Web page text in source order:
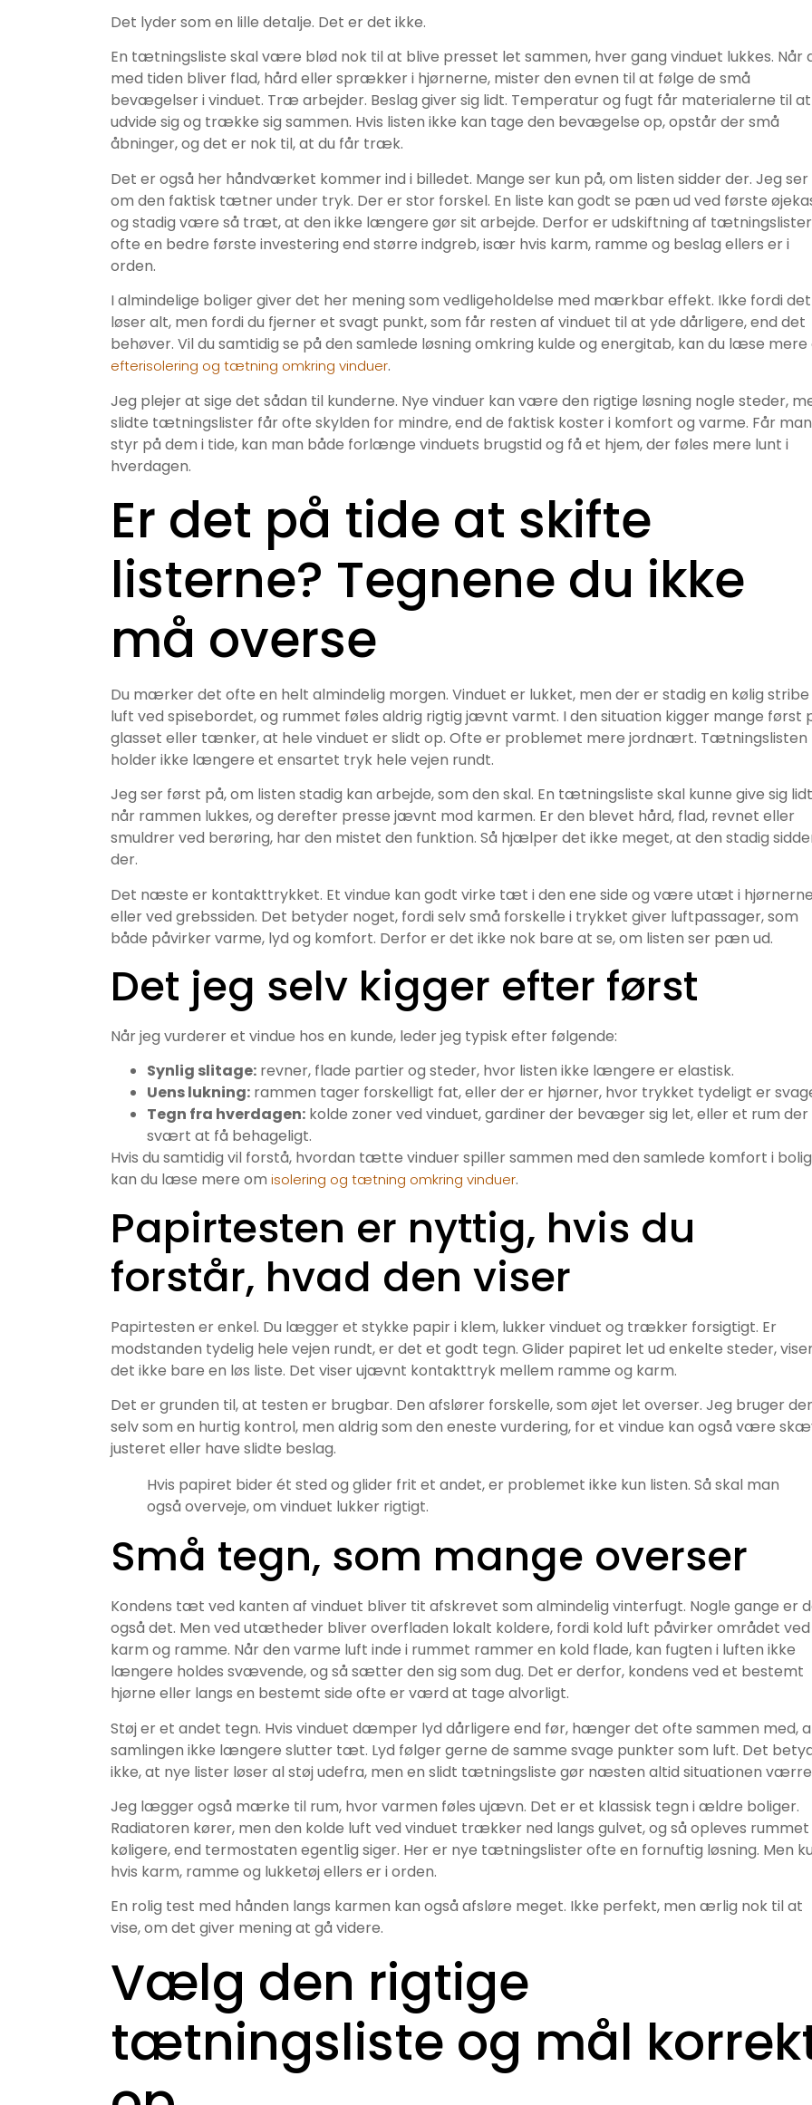
Det lyder som en lille detalje. Det er det ikke.
En tætningsliste skal være blød nok til at blive presset let sammen, hver gang vinduet lukkes. Når
med tiden bliver flad, hård eller sprækker i hjørnerne, mister den evnen til at følge de små
bevægelser i vinduet. Træ arbejder. Beslag giver sig lidt. Temperatur og fugt får materialerne til at
udvide sig og trække sig sammen. Hvis listen ikke kan tage den bevægelse op, opstår der små
åbninger, og det er nok til, at du får træk.
Det er også her håndværket kommer ind i billedet. Mange ser kun på, om listen sidder der. Jeg ser
om den faktisk tætner under tryk. Der er stor forskel. En liste kan godt se pæn ud ved første
og stadig være så træt, at den ikke længere gør sit arbejde. Derfor er udskiftning af tætningslister
ofte en bedre første investering end større indgreb, især hvis karm, ramme og beslag ellers er i
orden.
I almindelige boliger giver det her mening som vedligeholdelse med mærkbar effekt. Ikke fordi det
løser alt, men fordi du fjerner et svagt punkt, som får resten af vinduet til at yde dårligere, end det
behøver. Vil du samtidig se på den samlede løsning omkring kulde og energitab, kan du læse mere
efterisolering og tætning omkring vinduer.
Jeg plejer at sige det sådan til kunderne. Nye vinduer kan være den rigtige løsning nogle steder,
slidte tætningslister får ofte skylden for mindre, end de faktisk koster i komfort og varme. Får man
styr på dem i tide, kan man både forlænge vinduets brugstid og få et hjem, der føles mere lunt i
hverdagen.
Er det på tide at skifte
listerne? Tegnene du ikke
må overse
Du mærker det ofte en helt almindelig morgen. Vinduet er lukket, men der er stadig en kølig stribe
luft ved spisebordet, og rummet føles aldrig rigtig jævnt varmt. I den situation kigger mange først
glasset eller tænker, at hele vinduet er slidt op. Ofte er problemet mere jordnært. Tætningslisten
holder ikke længere et ensartet tryk hele vejen rundt.
Jeg ser først på, om listen stadig kan arbejde, som den skal. En tætningsliste skal kunne give sig
når rammen lukkes, og derefter presse jævnt mod karmen. Er den blevet hård, flad, revnet eller
smuldrer ved berøring, har den mistet den funktion. Så hjælper det ikke meget, at den stadig
der.
Det næste er kontakttrykket. Et vindue kan godt virke tæt i den ene side og være utæt i hjørnerne
eller ved grebssiden. Det betyder noget, fordi selv små forskelle i trykket giver luftpassager, som
både påvirker varme, lyd og komfort. Derfor er det ikke nok bare at se, om listen ser pæn ud.
Det jeg selv kigger efter først
Når jeg vurderer et vindue hos en kunde, leder jeg typisk efter følgende:
Synlig slitage: revner, flade partier og steder, hvor listen ikke længere er elastisk.
Uens lukning: rammen tager forskelligt fat, eller der er hjørner, hvor trykket tydeligt er
Tegn fra hverdagen: kolde zoner ved vinduet, gardiner der bevæger sig let, eller et rum
svært at få behageligt.
Hvis du samtidig vil forstå, hvordan tætte vinduer spiller sammen med den samlede komfort i
kan du læse mere om isolering og tætning omkring vinduer.
Papirtesten er nyttig, hvis du
forstår, hvad den viser
Papirtesten er enkel. Du lægger et stykke papir i klem, lukker vinduet og trækker forsigtigt. Er
modstanden tydelig hele vejen rundt, er det et godt tegn. Glider papiret let ud enkelte steder,
det ikke bare en løs liste. Det viser ujævnt kontakttryk mellem ramme og karm.
Det er grunden til, at testen er brugbar. Den afslører forskelle, som øjet let overser. Jeg bruger
selv som en hurtig kontrol, men aldrig som den eneste vurdering, for et vindue kan også være
justeret eller have slidte beslag.
Hvis papiret bider ét sted og glider frit et andet, er problemet ikke kun listen. Så skal man
også overveje, om vinduet lukker rigtigt.
Små tegn, som mange overser
Kondens tæt ved kanten af vinduet bliver tit afskrevet som almindelig vinterfugt. Nogle gange er
også det. Men ved utætheder bliver overfladen lokalt koldere, fordi kold luft påvirker området ved
karm og ramme. Når den varme luft inde i rummet rammer en kold flade, kan fugten i luften ikke
længere holdes svævende, og så sætter den sig som dug. Det er derfor, kondens ved et bestemt
hjørne eller langs en bestemt side ofte er værd at tage alvorligt.
Støj er et andet tegn. Hvis vinduet dæmper lyd dårligere end før, hænger det ofte sammen med,
samlingen ikke længere slutter tæt. Lyd følger gerne de samme svage punkter som luft. Det
ikke, at nye lister løser al støj udefra, men en slidt tætningsliste gør næsten altid situationen
Jeg lægger også mærke til rum, hvor varmen føles ujævn. Det er et klassisk tegn i ældre boliger.
Radiatoren kører, men den kolde luft ved vinduet trækker ned langs gulvet, og så opleves rummet
køligere, end termostaten egentlig siger. Her er nye tætningslister ofte en fornuftig løsning. Men
hvis karm, ramme og lukketøj ellers er i orden.
En rolig test med hånden langs karmen kan også afsløre meget. Ikke perfekt, men ærlig nok til at
vise, om det giver mening at gå videre.
Vælg den rigtige
tætningsliste og mål